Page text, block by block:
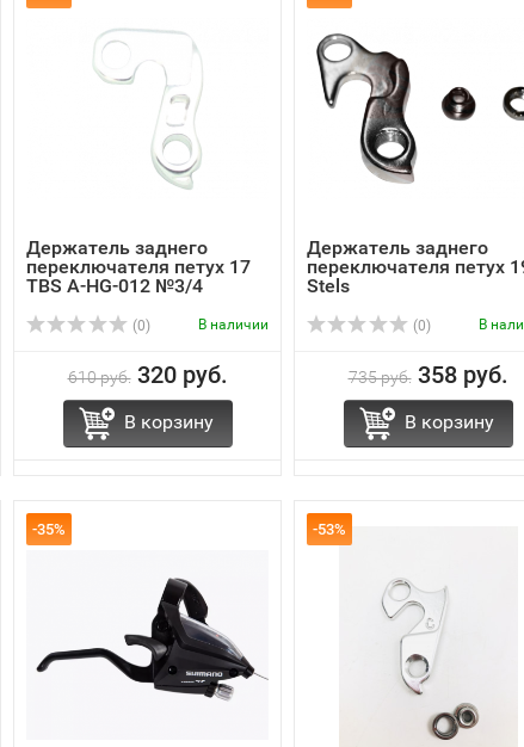
Держатель заднего
переключателя петух 17
TBS A-HG-012 №3/4
(0) В наличии
610 руб. 320 руб.
В корзину
Держатель заднего
переключателя петух
Stels
(0) В
735 руб. 358 руб.
В корзину
-35% -53%